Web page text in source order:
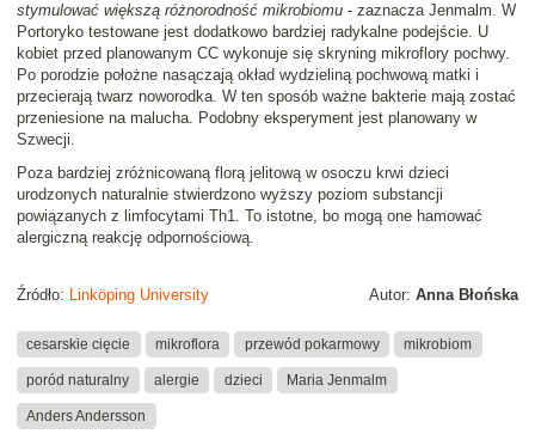
stymulować większą różnorodność mikrobiomu - zaznacza Jenmalm. W
Portoryko testowane jest dodatkowo bardziej radykalne podejście. U
kobiet przed planowanym CC wykonuje się skryning mikroflory pochwy.
Po porodzie położne nasączają okład wydzieliną pochwową matki i
przecierają twarz noworodka. W ten sposób ważne bakterie mają zostać
przeniesione na malucha. Podobny eksperyment jest planowany w
Szwecji.
Poza bardziej zróżnicowaną florą jelitową w osoczu krwi dzieci
urodzonych naturalnie stwierdzono wyższy poziom substancji
powiązanych z limfocytami Th1. To istotne, bo mogą one hamować
alergiczną reakcję odpornościową.
Autor: Anna Błońska
Źródło: Linköping University
cesarskie cięcie mikroflora przewód pokarmowy mikrobiom
poród naturalny alergie dzieci Maria Jenmalm
Anders Andersson